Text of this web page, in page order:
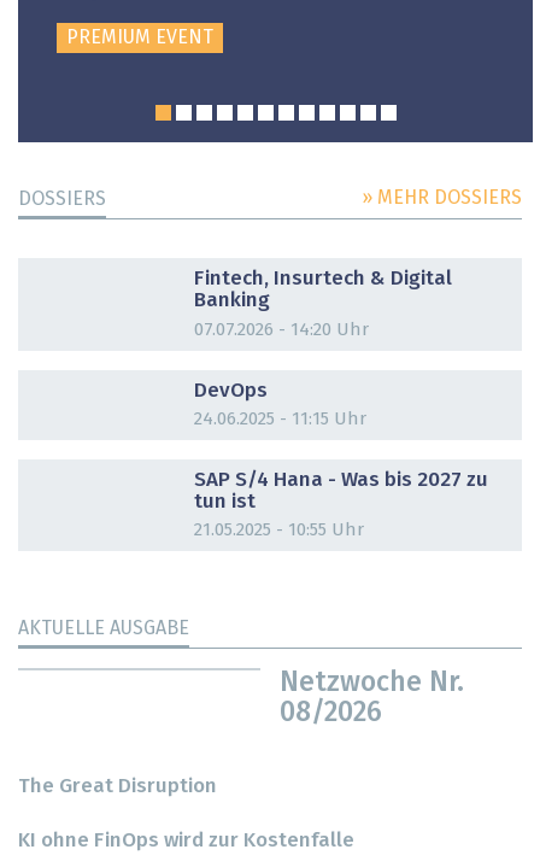
PREMIUM EVENT
DOSSIERS » MEHR DOSSIERS
Fintech, Insurtech & Digital
Banking
07.07.2026 - 14:20 Uhr
DevOps
24.06.2025 - 11:15 Uhr
SAP S/4 Hana - Was bis 2027 zu
tun ist
21.05.2025 - 10:55 Uhr
AKTUELLE AUSGABE
Netzwoche Nr.
08/2026
The Great Disruption
KI ohne FinOps wird zur Kostenfalle